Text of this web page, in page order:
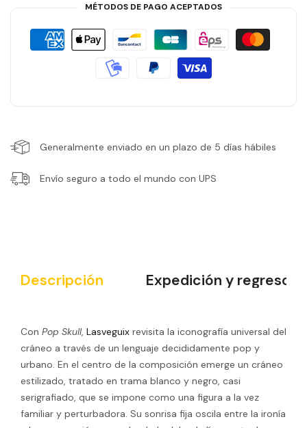
MÉTODOS DE PAGO ACEPTADOS
Generalmente enviado en un plazo de 5 días hábiles
Envío seguro a todo el mundo con UPS
Descripción Expedición y regreso
Con Pop Skull, Lasveguix revisita la iconografía universal del
cráneo a través de un lenguaje decididamente pop y
urbano. En el centro de la composición emerge un cráneo
estilizado, tratado en trama blanco y negro, casi
serigrafiado, que se impone como una figura a la vez
familiar y perturbadora. Su sonrisa fija oscila entre la ironía